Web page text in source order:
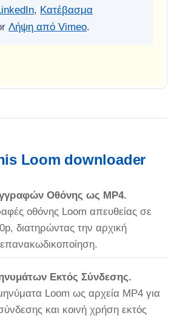
, Κατέβασμα
Λήψη από Vimeo.
Loom downloader
Οθόνης ως MP4.
οθόνης Loom απευθείας σε
διατηρώντας την αρχική
Εκτός Σύνδεσης.
Loom ως αρχεία MP4 για
και κοινή χρήση εκτός